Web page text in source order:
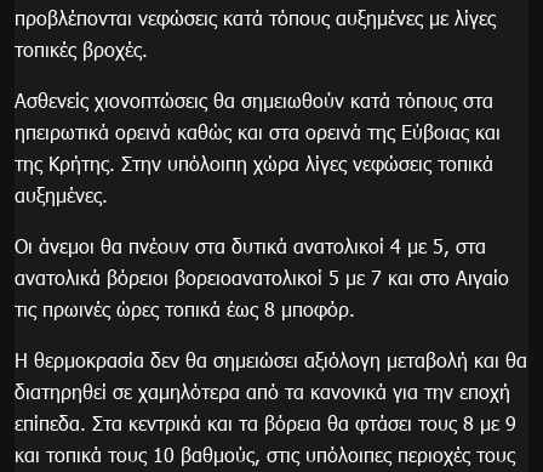
προβλέπονται νεφώσεις κατά τόπους αυξημένες με λίγες
τοπικές βροχές.
Ασθενείς χιονοπτώσεις θα σημειωθούν κατά τόπους στα
ηπειρωτικά ορεινά καθώς και στα ορεινά της Εύβοιας και
της Κρήτης. Στην υπόλοιπη χώρα λίγες νεφώσεις τοπικά
αυξημένες.
Οι άνεμοι θα πνέουν στα δυτικά ανατολικοί 4 με 5, στα
ανατολικά βόρειοι βορειοανατολικοί 5 με 7 και στο Αιγαίο
τις πρωινές ώρες τοπικά έως 8 μποφόρ.
Η θερμοκρασία δεν θα σημειώσει αξιόλογη μεταβολή και θα
διατηρηθεί σε χαμηλότερα από τα κανονικά για την εποχή
επίπεδα. Στα κεντρικά και τα βόρεια θα φτάσει τους 8 με 9
και τοπικά τους 10 βαθμούς, στις υπόλοιπες περιοχές τους